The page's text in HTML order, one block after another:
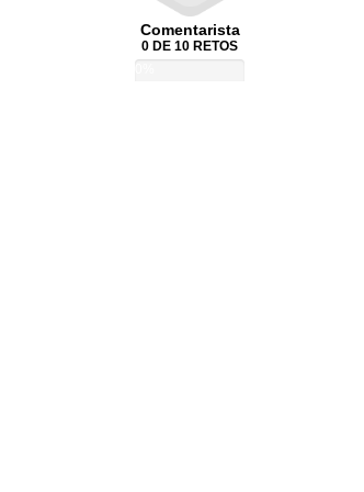
Comentarista
0 DE 10 RETOS